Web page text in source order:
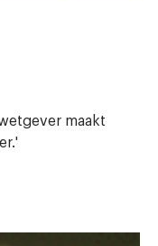
maakt